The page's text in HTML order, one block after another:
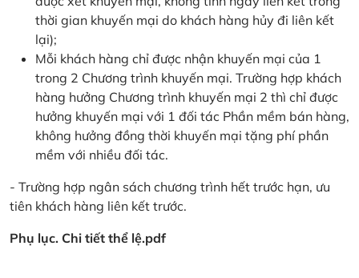
thời gian khuyến mại do khách hàng hủy đi liên kết
lại);
Mỗi khách hàng chỉ được nhận khuyến mại của 1
trong 2 Chương trình khuyến mại. Trường hợp khách
hàng hưởng Chương trình khuyến mại 2 thì chỉ được
hưởng khuyến mại với 1 đối tác Phần mềm bán hàng,
không hưởng đồng thời khuyến mại tặng phí phần
mềm với nhiều đối tác.
- Trường hợp ngân sách chương trình hết trước hạn, ưu
tiên khách hàng liên kết trước.
Phụ lục. Chi tiết thể lệ.pdf